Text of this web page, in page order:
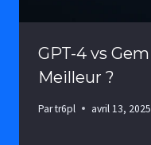
GPT-4 vs
Meilleur ?
Partr6pl avril 13, 2025